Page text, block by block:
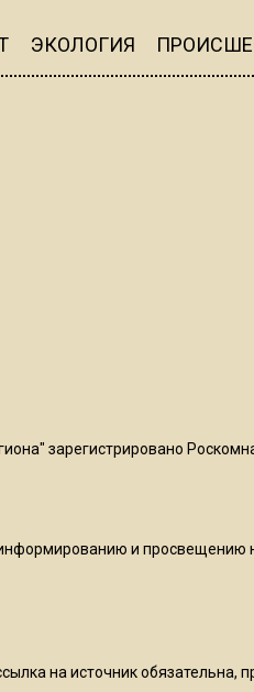
ЭКОЛОГИЯ
зарегистрировано
и просвещению
на источник обязательна,